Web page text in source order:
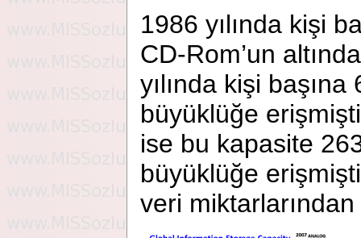
1986 yılında kişi
CD-Rom’un
yılında kişi
büyüklüğe
ise bu kapasite
büyüklüğe
veri